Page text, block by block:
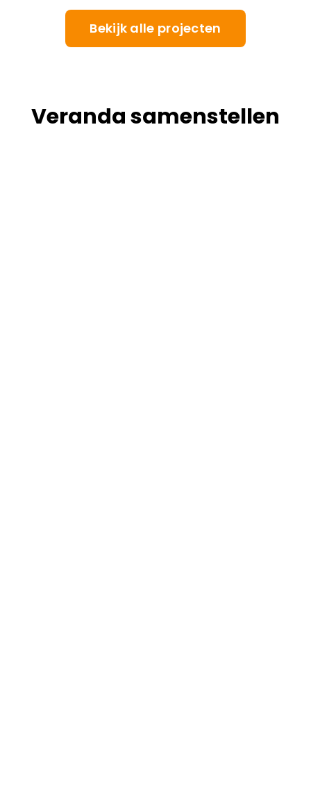
Bekijk alle projecten
Veranda samenstellen